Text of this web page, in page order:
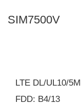
SIM7500V
LTE DL/UL10/
FDD: B4/13